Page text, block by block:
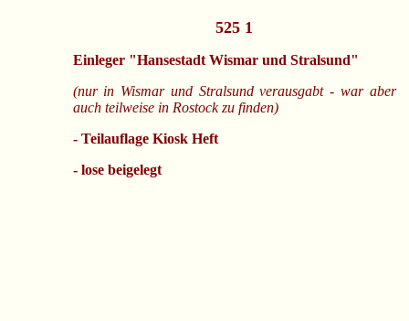
525 1
Einleger "Hansestadt Wismar und Stralsund"
(nur in Wismar und Stralsund verausgabt - war aber
auch teilweise in Rostock zu finden)
- Teilauflage Kiosk Heft
- lose beigelegt